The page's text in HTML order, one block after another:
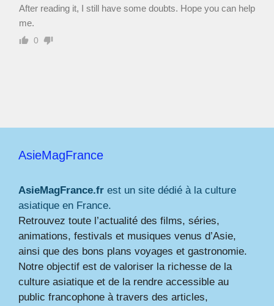
After reading it, I still have some doubts. Hope you can help
me.
0
AsieMagFrance
AsieMagFrance.fr est un site dédié à la culture
asiatique en France.
Retrouvez toute l’actualité des films, séries,
animations, festivals et musiques venus d’Asie,
ainsi que des bons plans voyages et gastronomie.
Notre objectif est de valoriser la richesse de la
culture asiatique et de la rendre accessible au
public francophone à travers des articles,